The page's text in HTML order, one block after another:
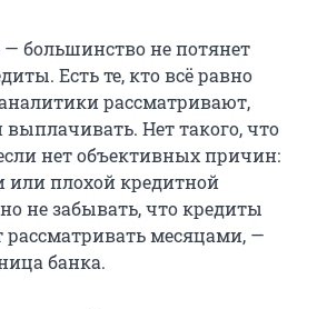
большинство не потянет
Есть те, кто всё равно
рассматривают,
Нет такого, что
нет объективных причин:
или плохой кредитной
не забывать, что кредиты
рассматривать месяцами, —
банка.